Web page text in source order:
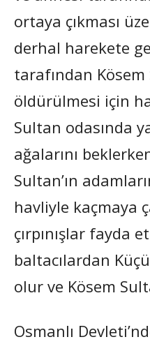
ortaya çıkması
derhal harekete
tarafından Kösem
öldürülmesi için
Sultan odasında
ağalarını
Sultan’ın
havliyle kaçmaya
çırpınışlar fayda
baltacılardan
olur ve Kösem
Osmanlı